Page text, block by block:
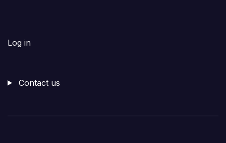
Log in
Contact us